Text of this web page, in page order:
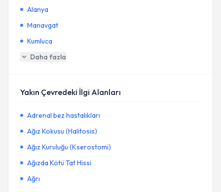
Alanya
Manavgat
Kumluca
Daha fazla
Yakın Çevredeki İlgi Alanları
Adrenal bez hastalıkları
Ağız Kokusu (Halitosis)
Ağız Kuruluğu (Kserostomi)
Ağızda Kötü Tat Hissi
Ağrı